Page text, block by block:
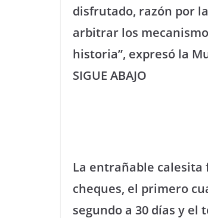
disfrutado, razón por
arbitrar los
historia”, expresó la
SIGUE ABAJO
La entrañable calesita
cheques, el primero
segundo a 30 días y el